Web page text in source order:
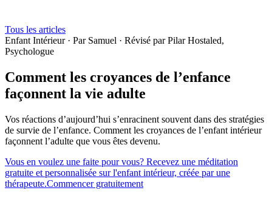
Tous les articles
Enfant Intérieur · Par Samuel · Révisé par Pilar Hostaled,
Psychologue
Comment les croyances de l’enfance
façonnent la vie adulte
Vos réactions d’aujourd’hui s’enracinent souvent dans des stratégies
de survie de l’enfance. Comment les croyances de l’enfant intérieur
façonnent l’adulte que vous êtes devenu.
Vous en voulez une faite pour vous? Recevez une méditation
gratuite et personnalisée sur l'enfant intérieur, créée par une
thérapeute.Commencer gratuitement